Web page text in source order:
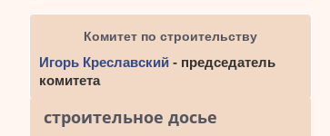
Комитет по строительству
Игорь Креславский - председатель
комитета
строительное досье